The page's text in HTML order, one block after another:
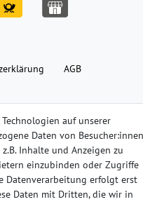
AGB
auf unserer
Daten von Besucher:innen
z.B. Inhalte und Anzeigen zu
einzubinden oder Zugriffe
Datenverarbeitung erfolgt erst
Daten mit Dritten, die wir in
Rechte vorbehalten.
Impressum